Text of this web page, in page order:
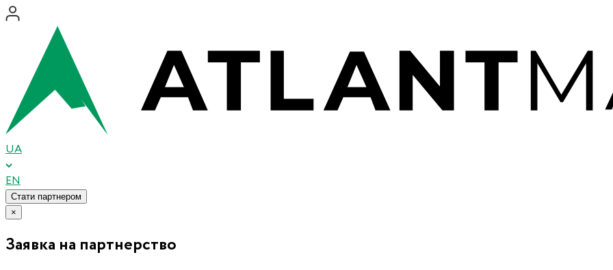
UA
EN
Стати партнером
×
Заявка на партнерство